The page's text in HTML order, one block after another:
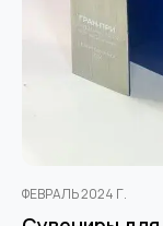
ФЕВРАЛЬ 2024 Г.